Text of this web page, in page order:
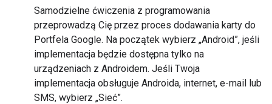
Samodzielne ćwiczenia z programowania
przeprowadzą Cię przez proces dodawania karty do
Portfela Google. Na początek wybierz „Android”, jeśli
implementacja będzie dostępna tylko na
urządzeniach z Androidem. Jeśli Twoja
implementacja obsługuje Androida, internet, e-mail lub
SMS, wybierz „Sieć”.